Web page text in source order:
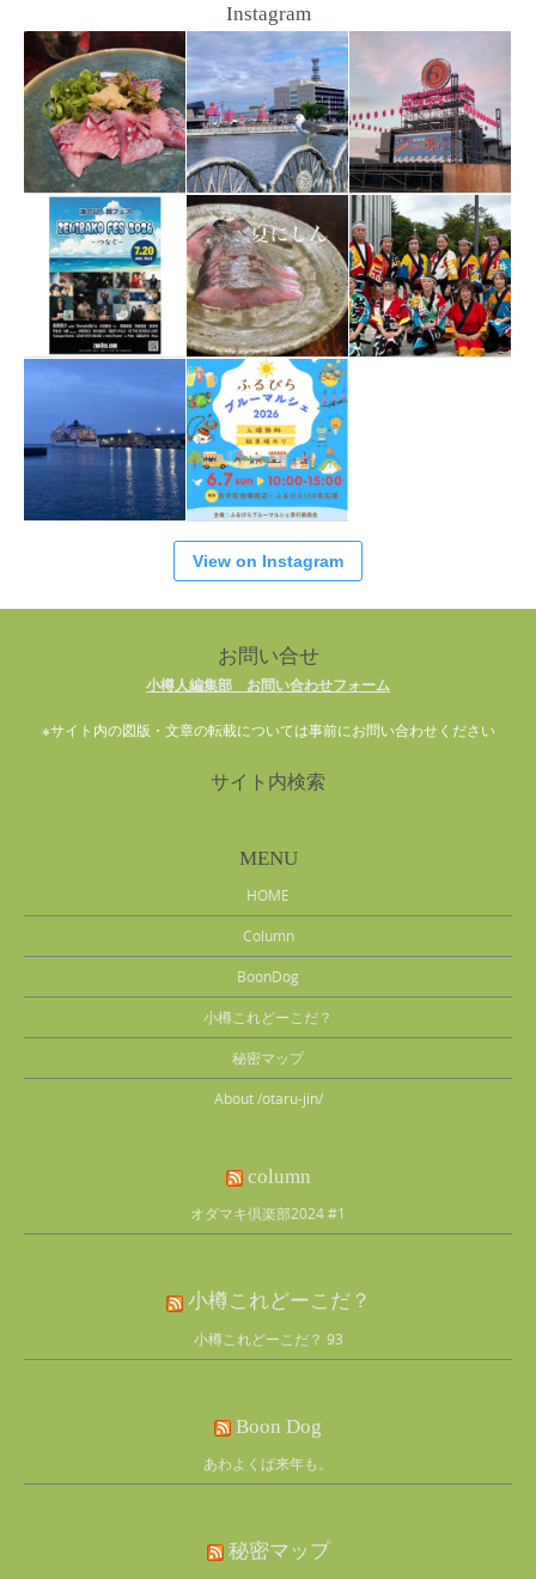
Instagram
View on Instagram
お問い合せ
小樽人編集部 お問い合わせフォーム
※サイト内の図版・文章の転載については事前にお問い合わせください
サイト内検索
MENU
HOME
Column
BoonDog
小樽これどーこだ？
秘密マップ
About /otaru-jin/
column
オダマキ倶楽部2024 #1
小樽これどーこだ？
小樽これどーこだ？ 93
Boon Dog
あわよくば来年も。
秘密マップ